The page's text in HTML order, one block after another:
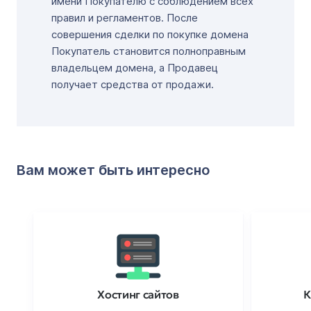
правил и регламентов. После
совершения сделки по покупке домена
Покупатель становится полноправным
владельцем домена, а Продавец
получает средства от продажи.
Вам может быть интересно
Хостинг сайтов